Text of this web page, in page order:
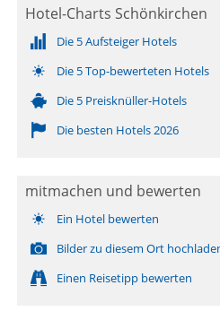
Hotel-Charts Schönkirchen
Die 5 Aufsteiger Hotels
Die 5 Top-bewerteten Hotels
Die 5 Preisknüller-Hotels
Die besten Hotels 2026
mitmachen und bewerten
Ein Hotel bewerten
Bilder zu diesem Ort
Einen Reisetipp bewerten